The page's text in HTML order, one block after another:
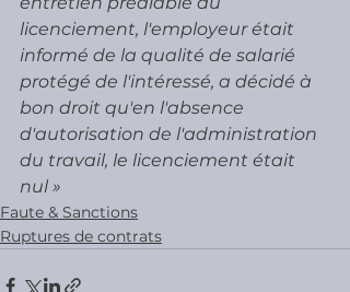
licenciement, l'employeur était
informé de la qualité de salarié
protégé de l'intéressé, a décidé à
bon droit qu'en l'absence
d'autorisation de l'administration
du travail, le licenciement était
nul »
Faute & Sanctions
Ruptures de contrats